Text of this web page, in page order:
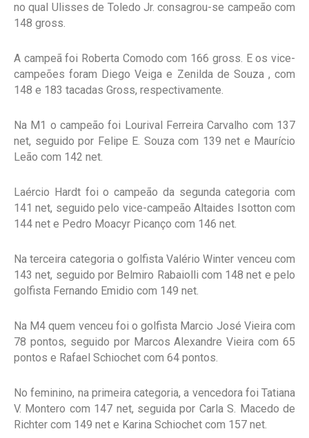
no qual Ulisses de Toledo Jr. consagrou-se campeão com
148 gross.
A campeã foi Roberta Comodo com 166 gross. E os vice-
campeões foram Diego Veiga e Zenilda de Souza , com
148 e 183 tacadas Gross, respectivamente.
Na M1 o campeão foi Lourival Ferreira Carvalho com 137
net, seguido por Felipe E. Souza com 139 net e Maurício
Leão com 142 net.
Laércio Hardt foi o campeão da segunda categoria com
141 net, seguido pelo vice-campeão Altaides Isotton com
144 net e Pedro Moacyr Picanço com 146 net.
Na terceira categoria o golfista Valério Winter venceu com
143 net, seguido por Belmiro Rabaiolli com 148 net e pelo
golfista Fernando Emidio com 149 net.
Na M4 quem venceu foi o golfista Marcio José Vieira com
78 pontos, seguido por Marcos Alexandre Vieira com 65
pontos e Rafael Schiochet com 64 pontos.
No feminino, na primeira categoria, a vencedora foi Tatiana
V. Montero com 147 net, seguida por Carla S. Macedo de
Richter com 149 net e Karina Schiochet com 157 net.